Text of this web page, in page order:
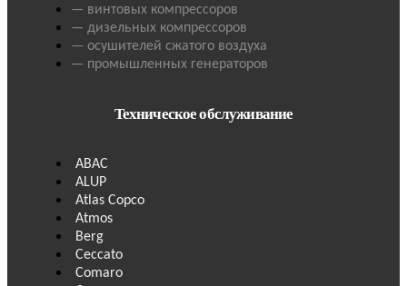
— винтовых компрессоров
— дизельных компрессоров
— осушителей сжатого воздуха
— промышленных генераторов
Техническое обслуживание
ABAC
ALUP
Atlas Copco
Atmos
Berg
Ceccato
Comaro